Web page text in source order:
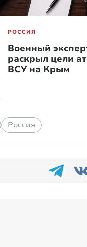
РОССИЯ
Военный
раскрыл цели
ВСУ на Крым
Россия